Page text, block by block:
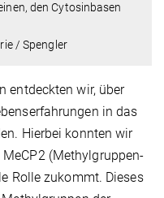
den Cytosinbasen
/ Spengler
entdeckten wir, über
in das
Hierbei konnten wir
(Methylgruppen-
Rolle zukommt. Dieses